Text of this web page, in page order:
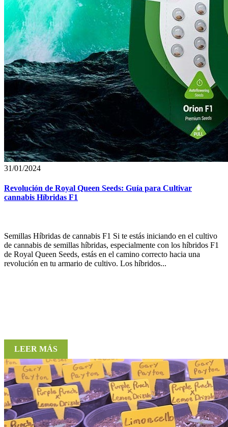
31/01/2024
Revolución de Royal Queen Seeds: Guía para Cultivar
cannabis Híbridas F1
Semillas Híbridas de cannabis F1 Si te estás iniciando en el cultivo
de cannabis de semillas híbridas, especialmente con los híbridos F1
de Royal Queen Seeds, estás en el camino correcto hacia una
revolución en tu armario de cultivo. Los híbridos...
LEER MÁS